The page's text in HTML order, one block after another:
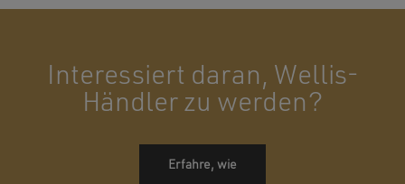
Interessiert daran, Wellis-
Händler zu werden?
Erfahre, wie